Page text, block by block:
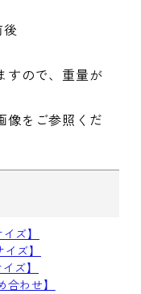
すので、重量が
像をご参照くだ
ズ】
ズ】
ズ】
わせ】